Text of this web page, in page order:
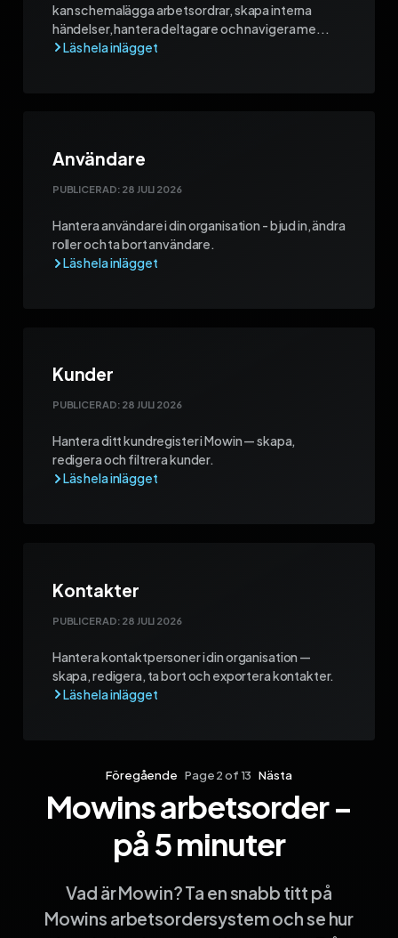
kan schemalägga arbetsordrar, skapa interna
händelser, hantera deltagare och navigera me...
Användare
PUBLICERAD: 28 JULI 2026
Hantera användare i din organisation - bjud in, ändra
roller och ta bort användare.
Kunder
PUBLICERAD: 28 JULI 2026
Hantera ditt kundregister i Mowin — skapa,
redigera och filtrera kunder.
Kontakter
PUBLICERAD: 28 JULI 2026
Hantera kontaktpersoner i din organisation —
skapa, redigera, ta bort och exportera kontakter.
Föregående Page 2 of 13 Nästa
Sida 1Sida 2 Sida 3Sida 4 Sida 5Sida 6 Sida 7 Sida 8Sida 9
Mowins arbetsorder –
på 5 minuter
Vad är Mowin? Ta en snabb titt på
Mowins arbetsordersystem och se hur